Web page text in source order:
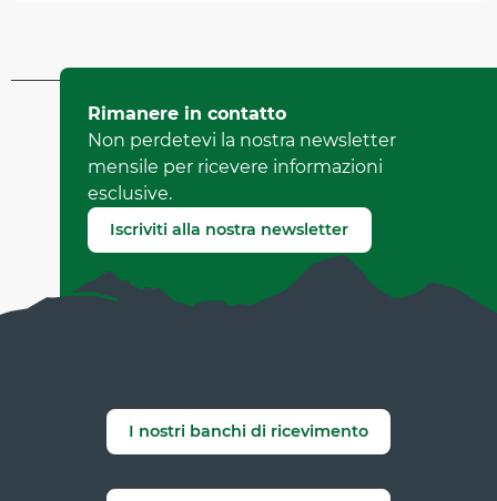
Aggiornato il 25 luglio 2026 A 12:29
da Office Municipal de Tourisme de Villard-de-Lans
(Identificatore dell'offerta :6739015)
Segnala un errore
Rimanere in contatto
Non perdetevi la nostra newsletter
mensile per ricevere informazioni
esclusive.
Iscriviti alla nostra newsletter
I nostri banchi di ricevimento